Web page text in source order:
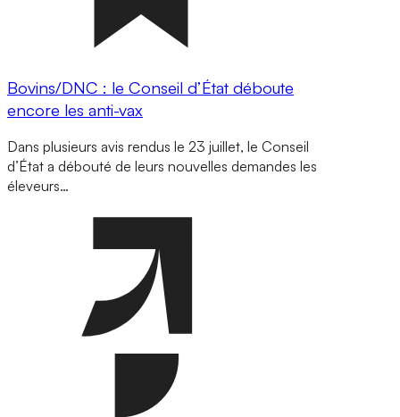
Bovins/DNC : le Conseil d’État déboute
encore les anti-vax
Dans plusieurs avis rendus le 23 juillet, le Conseil
d’État a débouté de leurs nouvelles demandes les
éleveurs…